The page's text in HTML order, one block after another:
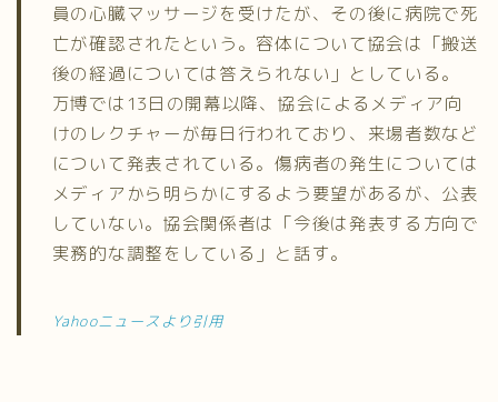
員の心臓マッサージを受けたが、その後に病院で死
亡が確認されたという。容体について協会は「搬送
後の経過については答えられない」としている。
万博では13日の開幕以降、協会によるメディア向
けのレクチャーが毎日行われており、来場者数など
について発表されている。傷病者の発生については
メディアから明らかにするよう要望があるが、公表
していない。協会関係者は「今後は発表する方向で
実務的な調整をしている」と話す。
Yahooニュースより引用